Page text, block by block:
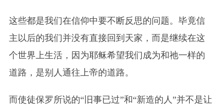
这些都是我们在信仰中要不断反思的问题。毕竟信
主以后的我们并没有直接回到天家，而是继续在这
个世界上生活，因为耶稣希望我们成为和祂一样的
道路，是别人通往上帝的道路。
而使徒保罗所说的“旧事已过”和“新造的人”并不是让